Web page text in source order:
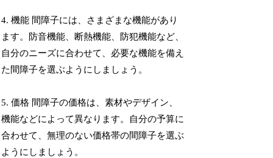
4. 機能 間障子には、さまざまな機能があり
ます。防音機能、断熱機能、防犯機能など、
自分のニーズに合わせて、必要な機能を備え
た間障子を選ぶようにしましょう。
5. 価格 間障子の価格は、素材やデザイン、
機能などによって異なります。自分の予算に
合わせて、無理のない価格帯の間障子を選ぶ
ようにしましょう。